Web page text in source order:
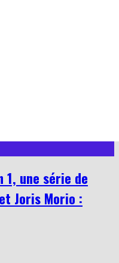
1, une série de
Joris Morio :